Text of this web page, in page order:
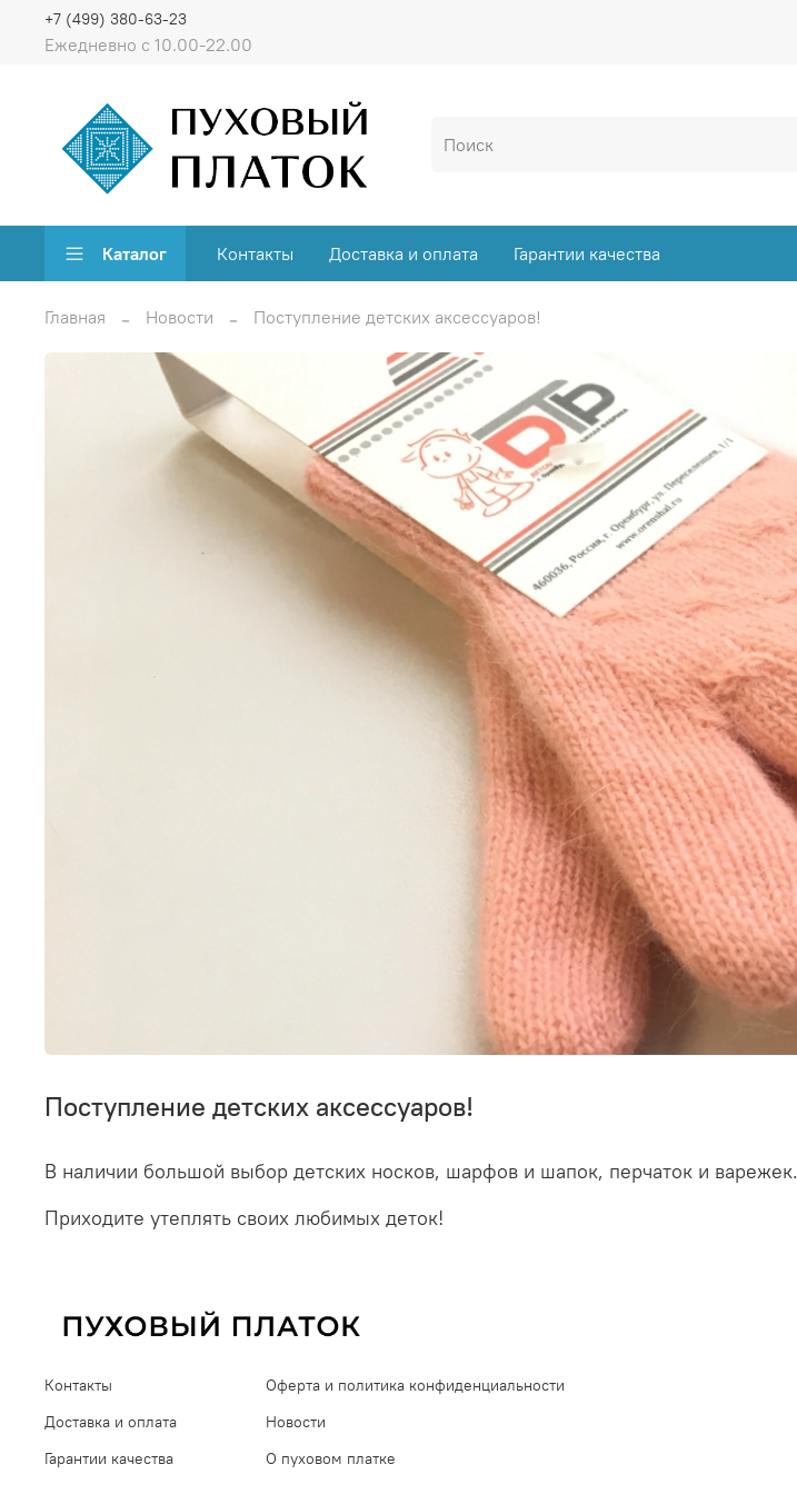
Ежедневно с 10.00-22.00
+7 (499) 380-63-23
Каталог Контакты Доставка и оплата Гарантии качества
Главная Новости Поступление детских аксессуаров!
Поступление детских аксессуаров!
В наличии большой выбор детских носков, шарфов и шапок, перчаток и варежек.
Приходите утеплять своих любимых деток!
Контакты
Доставка и оплата
Гарантии качества
Оферта и политика конфиденциальности
Новости
О пуховом платке